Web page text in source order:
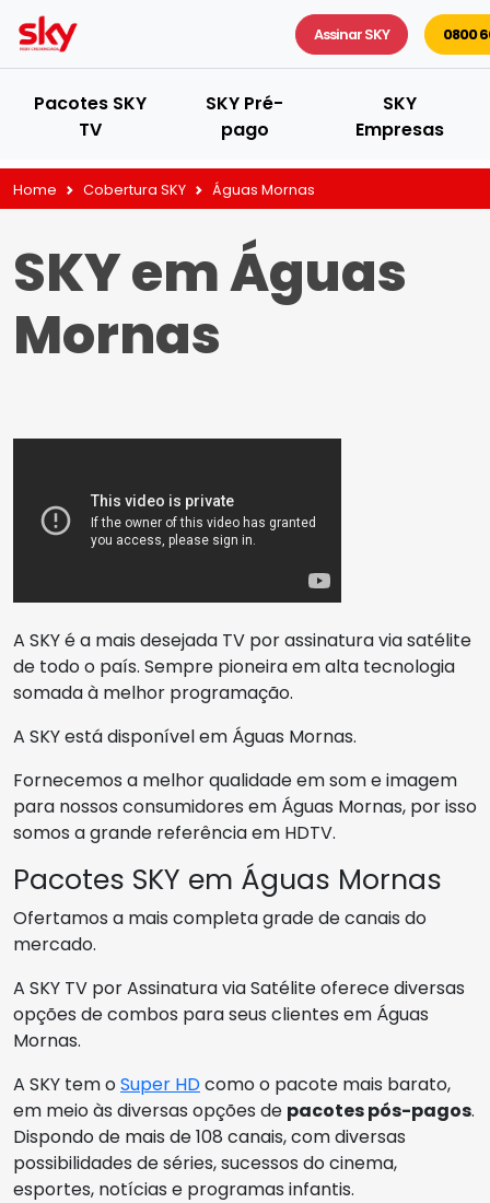
Assinar SKY 0800
Pacotes SKY
TV
SKY Pré-
pago
SKY
Empresas
Home Cobertura SKY Águas Mornas
SKY em Águas
Mornas
A SKY é a mais desejada TV por assinatura via satélite
de todo o país. Sempre pioneira em alta tecnologia
somada à melhor programação.
A SKY está disponível em Águas Mornas.
Fornecemos a melhor qualidade em som e imagem
para nossos consumidores em Águas Mornas, por isso
somos a grande referência em HDTV.
Pacotes SKY em Águas Mornas
Ofertamos a mais completa grade de canais do
mercado.
A SKY TV por Assinatura via Satélite oferece diversas
opções de combos para seus clientes em Águas
Mornas.
A SKY tem oSuper HDcomo o pacote mais barato,
em meio às diversas opções de pacotes pós-pagos.
Dispondo de mais de 108 canais, com diversas
possibilidades de séries, sucessos do cinema,
esportes, notícias e programas infantis.